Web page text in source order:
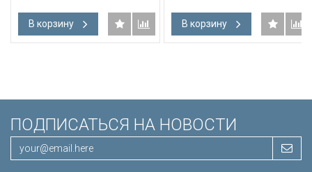
В корзину В корзину
ПОДПИСАТЬСЯ НА НОВОСТИ